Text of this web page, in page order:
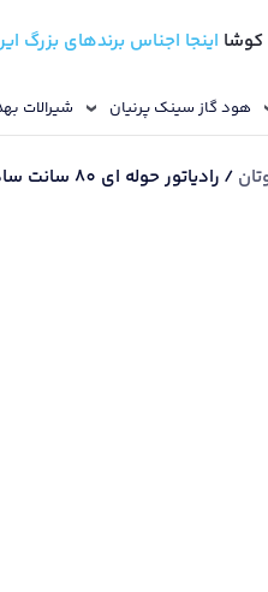
اینجا اجناس برندهای بزرگ
هود گاز سینک پرنیان شیرالات
/ رادیاتور حوله ای 80 سانت ساده رهرو